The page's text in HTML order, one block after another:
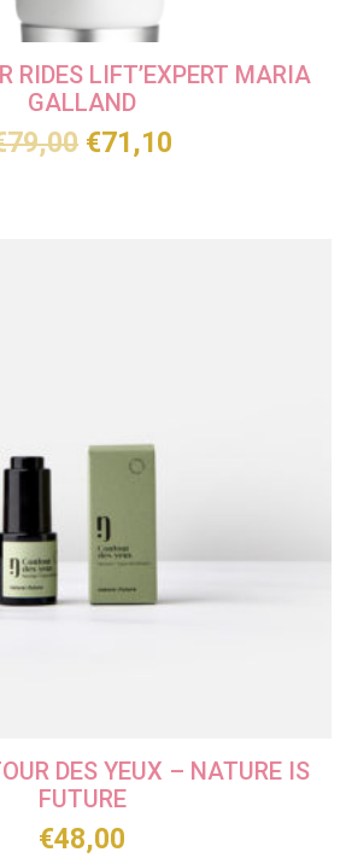
RIDES LIFT’EXPERT MARIA
GALLAND
79,00 €71,10
DES YEUX – NATURE IS
FUTURE
€48,00